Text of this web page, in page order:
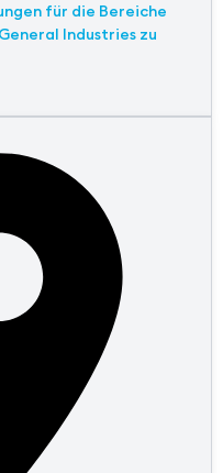
für die Bereiche
Industries zu